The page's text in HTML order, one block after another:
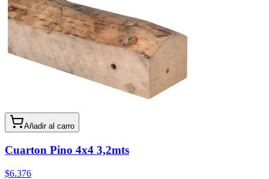
Añadir al carro
Cuarton Pino 4x4 3,2mts
$6.376